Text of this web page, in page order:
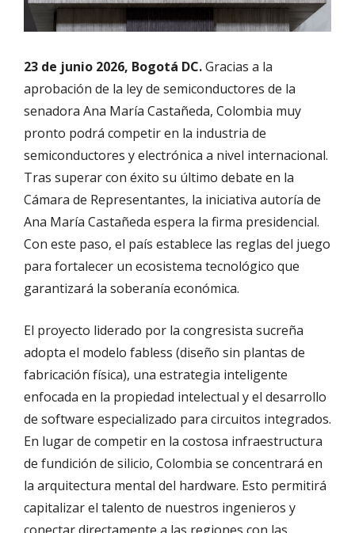
23 de junio 2026, Bogotá DC.Gracias a la
aprobación de la ley de semiconductores de la
senadora Ana María Castañeda, Colombia muy
pronto podrá competir en la industria de
semiconductores y electrónica a nivel internacional.
Tras superar con éxito su último debate en la
Cámara de Representantes, la iniciativa autoría de
Ana María Castañeda espera la firma presidencial.
Con este paso, el país establece las reglas del juego
para fortalecer un ecosistema tecnológico que
garantizará la soberanía económica.
El proyecto liderado por la congresista sucreña
adopta el modelo fabless (diseño sin plantas de
fabricación física), una estrategia inteligente
enfocada en la propiedad intelectual y el desarrollo
de software especializado para circuitos integrados.
En lugar de competir en la costosa infraestructura
de fundición de silicio, Colombia se concentrará en
la arquitectura mental del hardware. Esto permitirá
capitalizar el talento de nuestros ingenieros y